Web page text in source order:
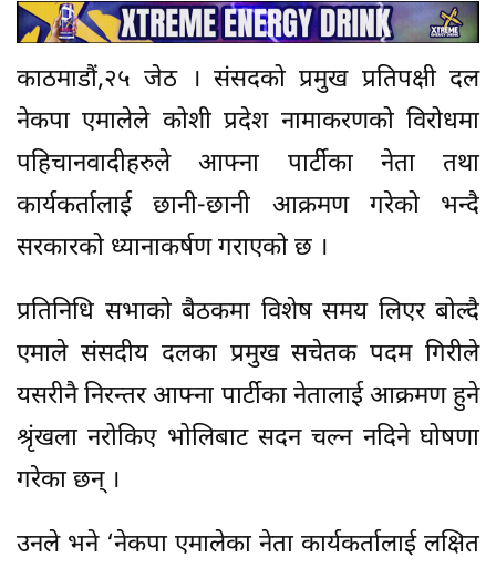
काठमाडौं,२५ जेठ । संसदको प्रमुख प्रतिपक्षी दल
नेकपा एमालेले कोशी प्रदेश नामाकरणको विरोधमा
पहिचानवादीहरुले आफ्ना पार्टीका नेता तथा
कार्यकर्तालाई छानी-छानी आक्रमण गरेको भन्दै
सरकारको ध्यानाकर्षण गराएको छ ।
प्रतिनिधि सभाको बैठकमा विशेष समय लिएर बोल्दै
एमाले संसदीय दलका प्रमुख सचेतक पदम गिरीले
यसरीनै निरन्तर आफ्ना पार्टीका नेतालाई आक्रमण हुने
श्रृंखला नरोकिए भोलिबाट सदन चल्न नदिने घोषणा
गरेका छन् ।
उनले भने ‘नेकपा एमालेका नेता कार्यकर्तालाई लक्षित